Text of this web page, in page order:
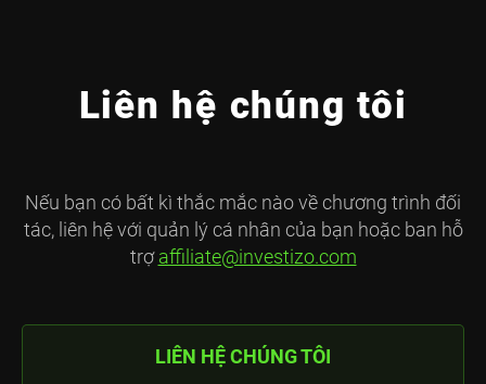
Liên hệ chúng tôi
Nếu bạn có bất kì thắc mắc nào về chương trình đối
tác, liên hệ với quản lý cá nhân của bạn hoặc ban hỗ
trợaffiliate@investizo.com
LIÊN HỆ CHÚNG TÔI